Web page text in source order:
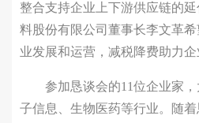
整合支持企业上下游供应链的
料股份有限公司董事长李文革
业发展和运营，减税降费助力企
参加恳谈会的11位企业家，
子信息、生物医药等行业。随